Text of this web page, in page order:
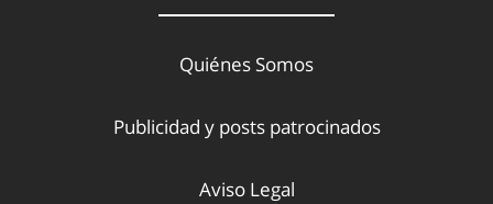
Quiénes Somos
Publicidad y posts patrocinados
Aviso Legal